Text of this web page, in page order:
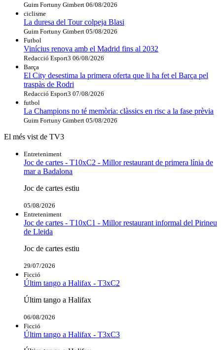
Guim Fortuny Gimbert 06/08/2026
ciclisme
La duresa del Tour colpeja Blasi
Guim Fortuny Gimbert 05/08/2026
Futbol
Vinícius renova amb el Madrid fins al 2032
Redacció Esport3 06/08/2026
Barça
El City desestima la primera oferta que li ha fet el Barça pel
traspàs de Rodri
Redacció Esport3 07/08/2026
futbol
La Champions no té memòria: clàssics en risc a la fase prèvia
Guim Fortuny Gimbert 05/08/2026
El més vist de TV3
Entreteniment
Joc de cartes - T10xC2 - Millor restaurant de primera línia de
mar a Badalona
Joc de cartes estiu
05/08/2026
Entreteniment
Joc de cartes - T10xC1 - Millor restaurant informal del Pirineu
de Lleida
Joc de cartes estiu
29/07/2026
Ficció
Últim tango a Halifax - T3xC2
Últim tango a Halifax
06/08/2026
Ficció
Últim tango a Halifax - T3xC3